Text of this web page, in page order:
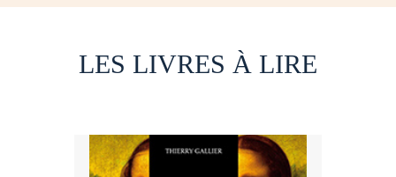
LES LIVRES À LIRE